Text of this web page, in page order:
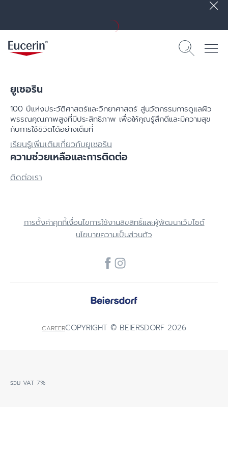
ยูเซอริน
100 ปีแห่งประวัติศาสตร์​และวิทยาศาสตร์ สู่นวัตกรรมการดูแลผิว
พรรณคุณภาพสูงที่มีประสิทธิภาพ เพื่อให้คุณรู้สึกดีและมีความสุข
กับการใช้ชิวิตได้อย่างเต็มที่
เรียนรู้เพิ่มเติมเกี่ยวกับยูเซอริน
ความช่วยเหลือและการติดต่อ
ติดต่อเรา
การตั้งค่าคุกกี้เงื่อนไขการใช้งานลิขสิทธิ์และผู้พัฒนาเว็บไซต์
นโยบายความเป็นส่วนตัว
CAREERCOPYRIGHT © BEIERSDORF 2026